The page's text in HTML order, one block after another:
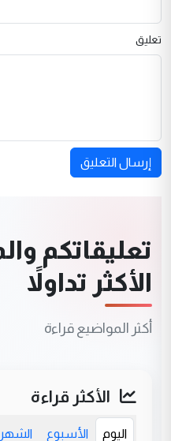
تعليق
إرسال التعليق
تعليقاتكم
الأكثر تداولاً
أكثر المواضيع قراءة
الأكثر قراءة
اليوم الأسبوع الشهر